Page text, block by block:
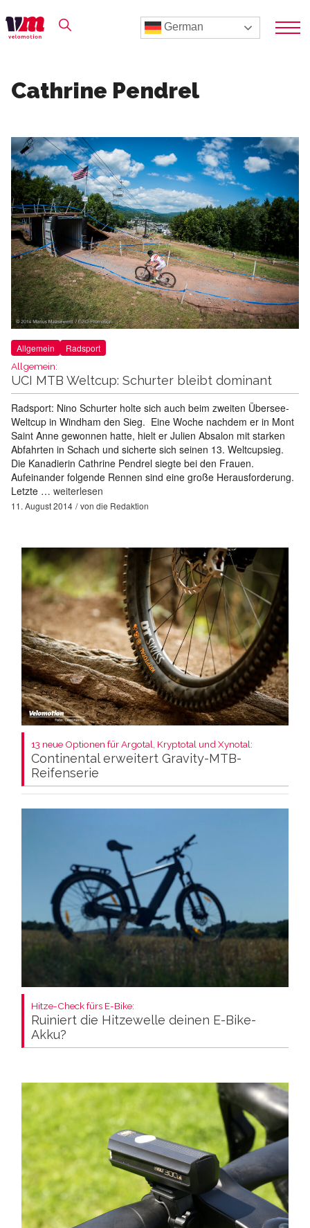
German
Cathrine Pendrel
Allgemein Radsport
Allgemein:
UCI MTB Weltcup: Schurter bleibt dominant
Radsport: Nino Schurter holte sich auch beim zweiten Übersee-
Weltcup in Windham den Sieg. Eine Woche nachdem er in Mont
Saint Anne gewonnen hatte, hielt er Julien Absalon mit starken
Abfahrten in Schach und sicherte sich seinen 13. Weltcupsieg.
Die Kanadierin Cathrine Pendrel siegte bei den Frauen.
Aufeinander folgende Rennen sind eine große Herausforderung.
Letzte … weiterlesen
11. August 2014 von die Redaktion
13 neue Optionen für Argotal, Kryptotal und Xynotal:
Continental erweitert Gravity-MTB-
Reifenserie
Hitze-Check fürs E-Bike:
Ruiniert die Hitzewelle deinen E-Bike-
Akku?